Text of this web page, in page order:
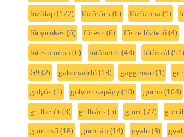
főzőlap(122) főzőrács (6) főzőzóna (1)
fűnyírókés (6) fűrész (6) fűszellőztető(4)
fűtéspumpa (6) fűtőbetét(43) fűtőszál (51)
G9(2) gabonaörlő(13) gaggenau(1)
golyós (1) golyóscsapágy(10) gomb(104)
grillbetét(3) grillrács (5) gumi (77)
gumicső(18) gumiláb(14) gyalu(3)